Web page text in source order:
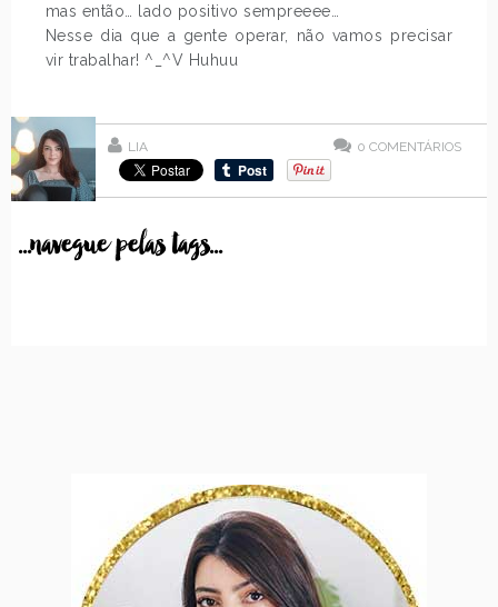
mas então… lado positivo sempreeee…
Nesse dia que a gente operar, não vamos precisar
vir trabalhar! ^_^V Huhuu
LIA 0 COMENTÁRIOS
...navegue pelas tags...